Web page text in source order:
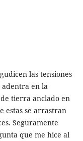
las tensiones
adentra en la
tierra anclado en
estas se arrastran
Seguramente
que me hice al